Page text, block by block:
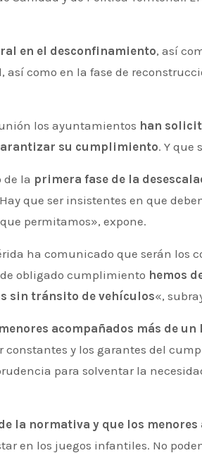
en el desconfinamiento, así
como en la fase de
los ayuntamientos han
su cumplimiento. Y que
la primera fase de la
que ser insistentes en que
permitamos», expone.
ha comunicado que serán los
obligado cumplimiento hemos
sin tránsito de vehículos«,
acompañados más de
y los garantes del
para solventar la
la normativa y que los
en los juegos infantiles. No